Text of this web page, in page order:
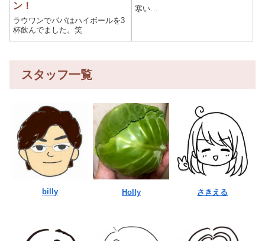
ン！
ラウワンでパパはハイボールを3
杯飲んでました。笑
寒い…
スタッフ一覧
billy Holly さきえる